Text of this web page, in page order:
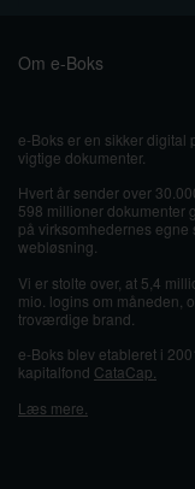
Om e-Boks
e-Boks er en sikker digital
vigtige dokumenter.
Hvert år sender over
598 millioner dokumenter
på virksomhedernes
webløsning.
Vi er stolte over, at 5,4
mio. logins om måneden,
troværdige brand.
e-Boks blev etableret i
kapitalfond CataCap.
Læs mere.